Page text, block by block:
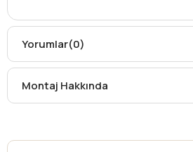
Lütfen renk seçiminizi sipariş
Ebat
Üst Modül
Aplikli Ayna
Lavabo
Tezgah Üstü
Yorumlar(0)
Montaj Hakkında